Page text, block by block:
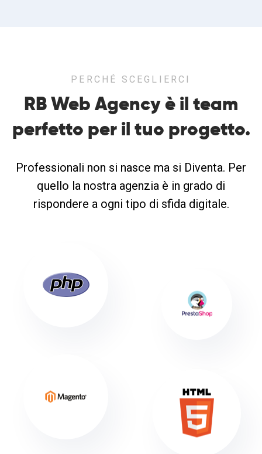
PERCHÉ SCEGLIERCI
RB Web Agency è il team
perfetto per il tuo progetto.
Professionali non si nasce ma si Diventa. Per
quello la nostra agenzia è in grado di
rispondere a ogni tipo di sfida digitale.